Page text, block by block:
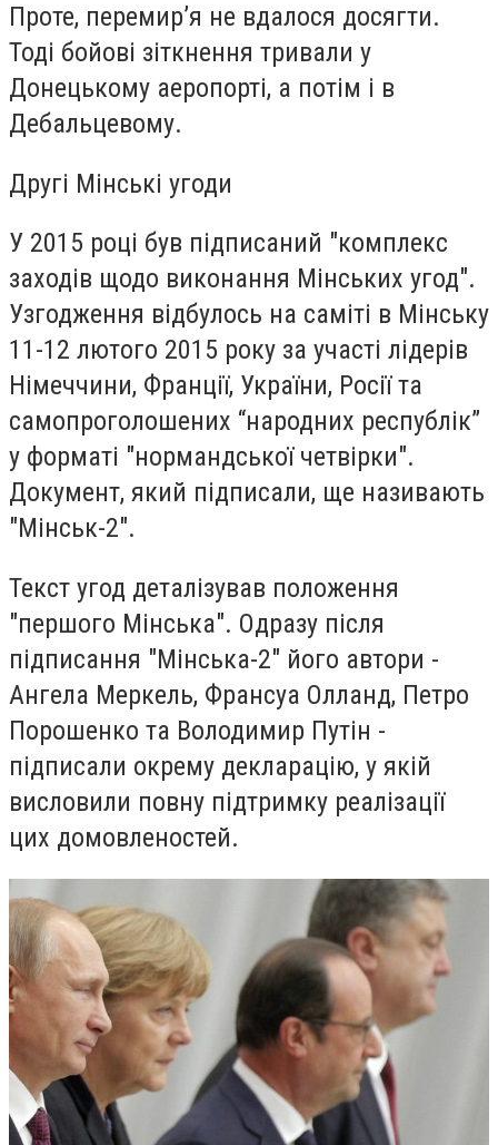
Проте, перемир’я не вдалося досягти.
Тоді бойові зіткнення тривали у
Донецькому аеропорті, а потім і в
Дебальцевому.
Другі Мінські угоди
У 2015 році був підписаний "комплекс
заходів щодо виконання Мінських угод".
Узгодження відбулось на саміті в Мінську
11-12 лютого 2015 року за участі лідерів
Німеччини, Франції, України, Росії та
самопроголошених “народних республік”
у форматі "нормандської четвірки".
Документ, який підписали, ще називають
"Мінськ-2".
Текст угод деталізував положення
"першого Мінська". Одразу після
підписання "Мінська-2" його автори -
Ангела Меркель, Франсуа Олланд, Петро
Порошенко та Володимир Путін -
підписали окрему декларацію, у якій
висловили повну підтримку реалізації
цих домовленостей.